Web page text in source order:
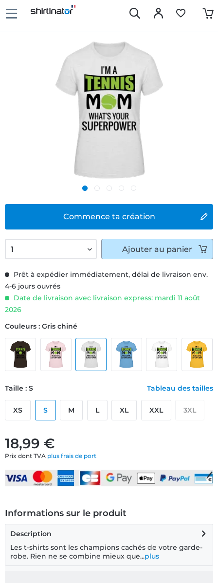
Commence ta création
18,99 €
Prix dont TVA plus frais de port
Prêt à expédier immédiatement, délai de livraison env.
4-6 jours ouvrés
Date de livraison avec livraison express: mardi 11 août
2026
Couleurs : Gris chiné
Taille : S Tableau des tailles
XS S M L XL XXL 3XL
Ajouter au panier
Informations sur le produit
Description
Les t-shirts sont les champions cachés de votre garde-
robe. Rien ne se combine mieux que...plus